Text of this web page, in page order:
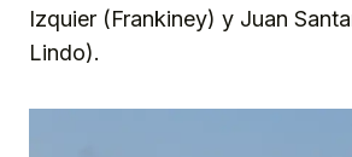
Izquier (Frankiney) y Juan
Lindo).